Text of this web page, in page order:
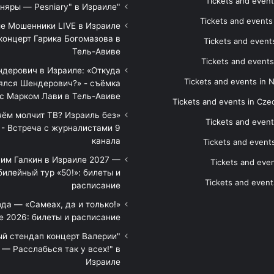
Tickets and
Tickets and
Tickets and
Tickets and events in
Tickets and events in
Tickets and
Tickets and
Tickets and
Tickets and
"Песняры — Pesniary" в Израиле
Мошенники LIVE в Израиле
Гарика Богомазова в
Тель-Авиве
в Израиле: «Откуда
Шендерович?» - съёмка
Марком Лави в Тель-Авиве
молчит ТВ? Израиль без
Встреча с журналистами 9
канала
Галкин в Израиле 2027 —
тур «50!»: билеты и
расписание
— «Самеах, да и только!»
2026: билеты и расписание
стендап концерт Валерии
Расслабься так у всех!" в
Израиле